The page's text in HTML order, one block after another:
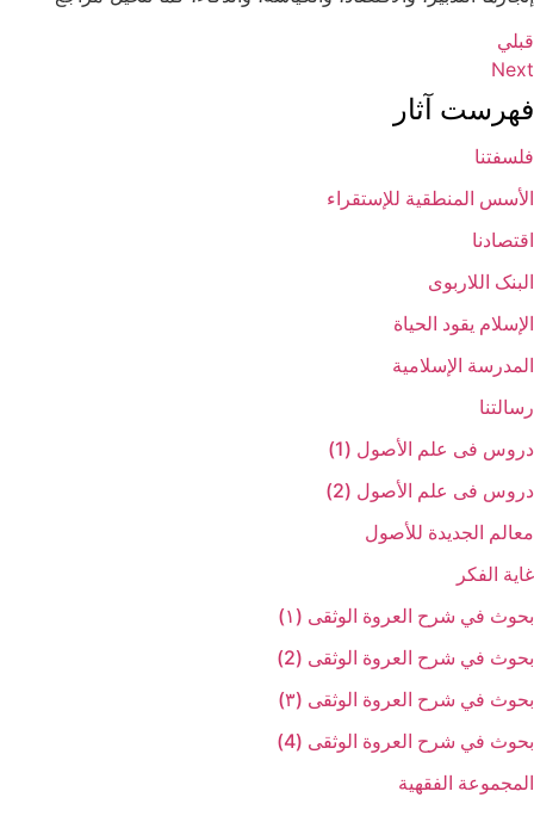
قبلي
فهرست آثار
فلسفتنا
الأسس المنطقیة للإستقراء
اقتصادنا
البنک اللاربوی
الإسلام یقود الحیاة
المدرسة الإسلامیة
رسالتنا
دروس فی علم الأصول (1)
دروس فی علم الأصول (2)
معالم الجدیدة للأصول
غایة الفکر
بحوث في شرح العروة الوثقی (۱)
بحوث في شرح العروة الوثقی (2)
بحوث في شرح العروة الوثقی (۳)
بحوث في شرح العروة الوثقی (4)
المجموعة الفقهیة